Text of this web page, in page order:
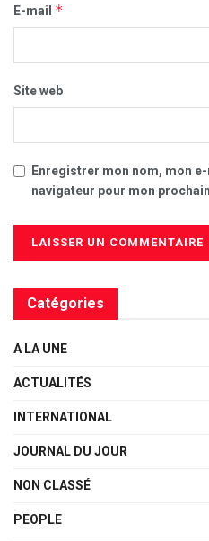
E-mail *
Site web
Enregistrer mon nom, mon
navigateur pour mon
Catégories
A LA UNE
ACTUALITÉS
INTERNATIONAL
JOURNAL DU JOUR
NON CLASSÉ
PEOPLE